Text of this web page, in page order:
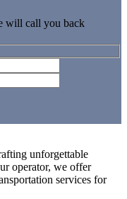
will call you back
unforgettable
operator, we offer
services for